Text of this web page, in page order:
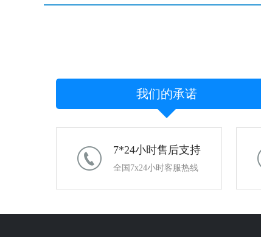
我们的承诺
7*24小时售后支持
全国7x24小时客服热线